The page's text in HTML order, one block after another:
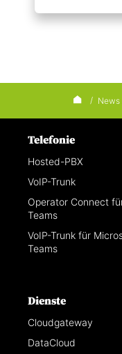
/ News
Telefonie
Hosted-PBX
VoIP-Trunk
Operator Connect
Teams
VoIP-Trunk für
Teams
Dienste
Cloudgateway
DataCloud